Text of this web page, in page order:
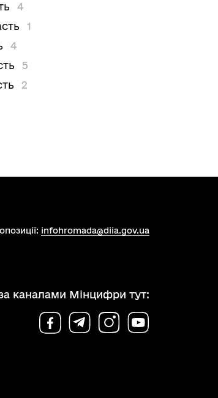
4
1
4
5
2
infohromada@diia.gov.ua
каналами Мінцифри тут: